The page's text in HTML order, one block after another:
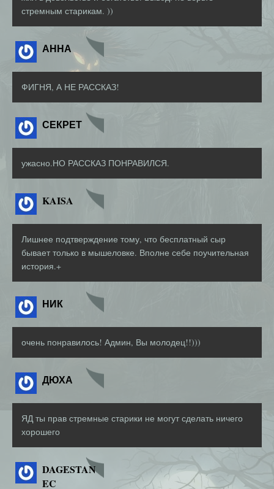
стремным старикам. ))
АННА
ФИГНЯ, А НЕ РАССКАЗ!
СЕКРЕТ
ужасно.НО РАССКАЗ ПОНРАВИЛСЯ.
KAISA
Лишнее подтверждение тому, что бесплатный сыр
бывает только в мышеловке. Вполне себе поучительная
история.+
НИК
очень понравилось! Админ, Вы молодец!!)))
ДЮХА
ЯД ты прав стремные старики не могут сделать ничего
хорошего
DAGESTAN
EC